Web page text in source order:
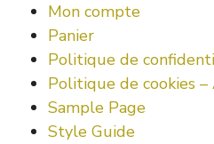
Mon compte
Panier
Politique de
Politique de cookies
Sample Page
Style Guide